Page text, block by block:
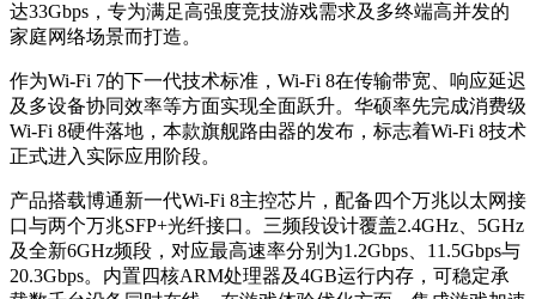
达33Gbps，专为满足高强度竞技游戏需求及多终端高并发的
家庭网络场景而打造。
作为Wi-Fi 7的下一代技术标准，Wi-Fi 8在传输带宽、响应延迟
及多设备协同效率等方面实现全面跃升。华硕率先完成消费级
Wi-Fi 8硬件落地，本款旗舰路由器的发布，标志着Wi-Fi 8技术
正式进入实际应用阶段。
产品搭载博通新一代Wi-Fi 8主控芯片，配备四个万兆以太网接
口与两个万兆SFP+光纤接口。三频段设计覆盖2.4GHz、5GHz
及全新6GHz频段，对应最高速率分别为1.2Gbps、11.5Gbps与
20.3Gbps。内置四核ARM处理器及4GB运行内存，可稳定承